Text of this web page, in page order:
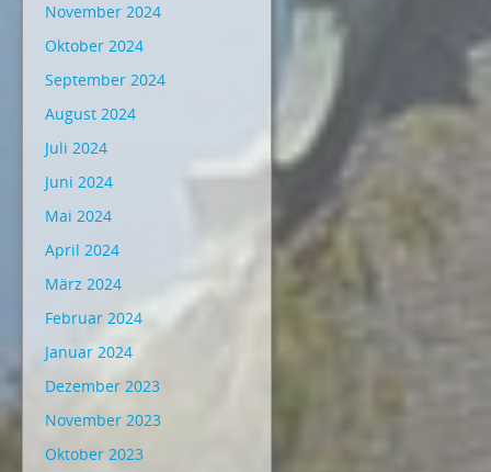
November 2024
Oktober 2024
September 2024
August 2024
Juli 2024
Juni 2024
Mai 2024
April 2024
März 2024
Februar 2024
Januar 2024
Dezember 2023
November 2023
Oktober 2023